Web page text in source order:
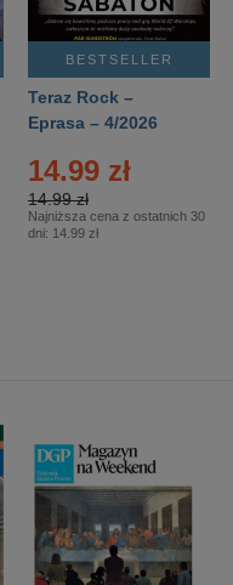
BESTSELLER
Teraz Rock –
Eprasa – 4/2026
14.99 zł
14.99 zł
Najniższa cena z ostatnich 30
dni: 14.99 zł